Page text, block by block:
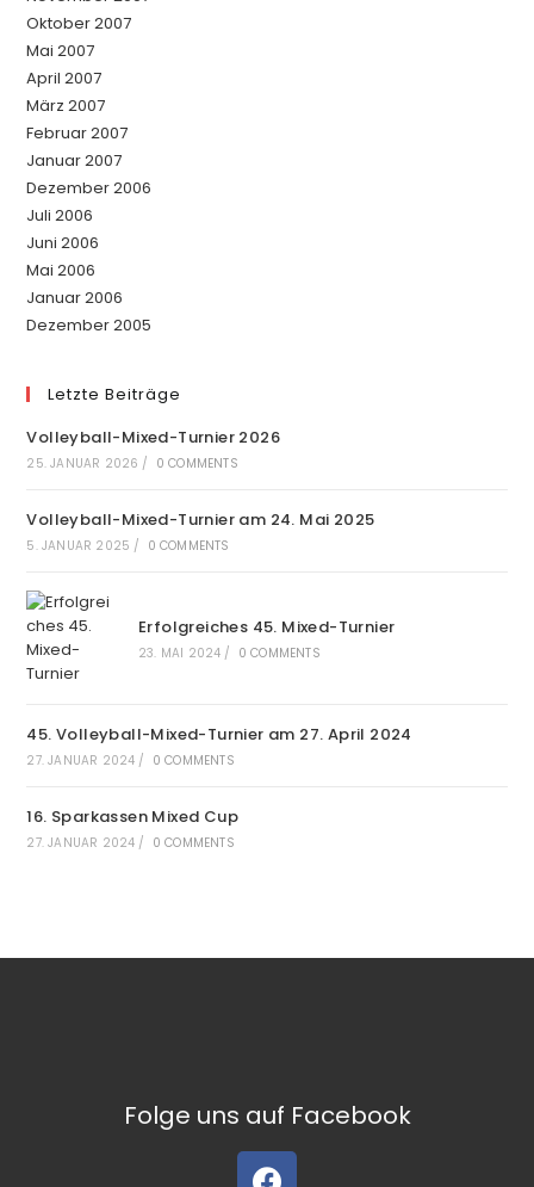
Oktober 2007
Mai 2007
April 2007
März 2007
Februar 2007
Januar 2007
Dezember 2006
Juli 2006
Juni 2006
Mai 2006
Januar 2006
Dezember 2005
Letzte Beiträge
Volleyball-Mixed-Turnier 2026
25. JANUAR 2026 / 0 COMMENTS
Volleyball-Mixed-Turnier am 24. Mai 2025
5. JANUAR 2025 / 0 COMMENTS
Erfolgreiches 45. Mixed-Turnier
23. MAI 2024 / 0 COMMENTS
45. Volleyball-Mixed-Turnier am 27. April 2024
27. JANUAR 2024 / 0 COMMENTS
16. Sparkassen Mixed Cup
27. JANUAR 2024 / 0 COMMENTS
Folge uns auf Facebook